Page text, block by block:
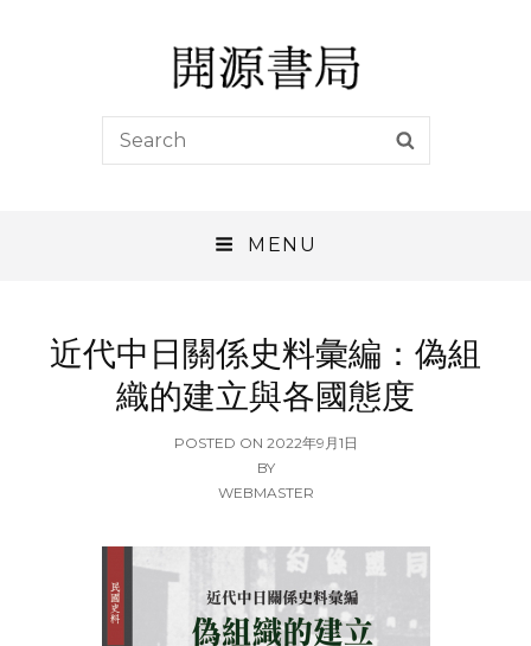
開源書局
開源書局出版有限公司
Search
for:
MENU
近代中日關係史料彙編：偽組
織的建立與各國態度
POSTED ON POSTED
ON
2022年9月1日
BY
WEBMASTER